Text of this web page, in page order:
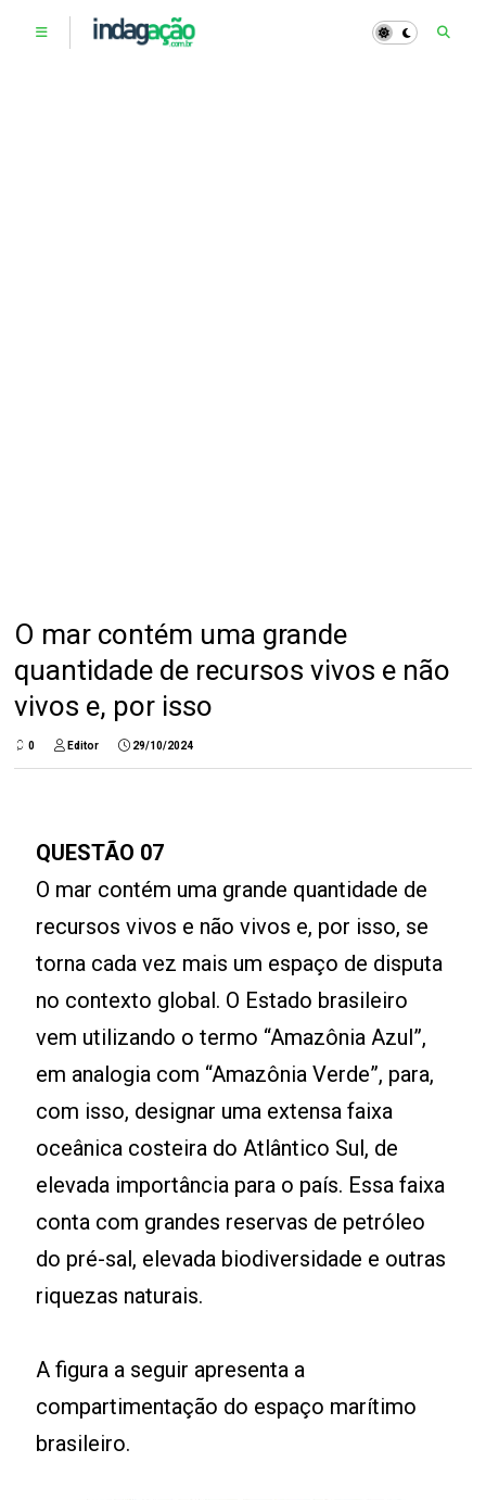
O mar contém uma grande
quantidade de recursos vivos e não
vivos e, por isso
0 Editor 29/10/2024
QUESTÃO 07
O mar contém uma grande quantidade de
recursos vivos e não vivos e, por isso, se
torna cada vez mais um espaço de disputa
no contexto global. O Estado brasileiro
vem utilizando o termo “Amazônia Azul”,
em analogia com “Amazônia Verde”, para,
com isso, designar uma extensa faixa
oceânica costeira do Atlântico Sul, de
elevada importância para o país. Essa faixa
conta com grandes reservas de petróleo
do pré-sal, elevada biodiversidade e outras
riquezas naturais.
A figura a seguir apresenta a
compartimentação do espaço marítimo
brasileiro.